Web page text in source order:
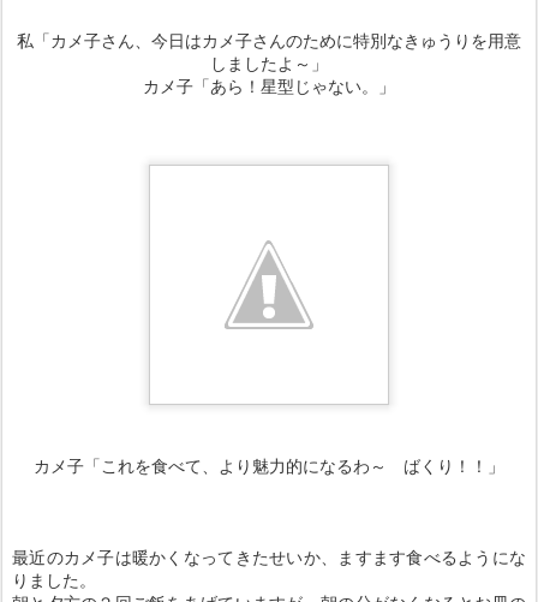
私「カメ子さん、今日はカメ子さんのために特別なきゅうりを用意
しましたよ～」
カメ子「あら！星型じゃない。」
カメ子「これを食べて、より魅力的になるわ～ ばくり！！」
最近のカメ子は暖かくなってきたせいか、ますます食べるようにな
りました。